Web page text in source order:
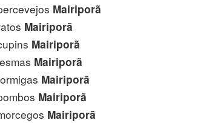
Mairiporã
Mairiporã
Mairiporã
Mairiporã
Mairiporã
Mairiporã
Mairiporã